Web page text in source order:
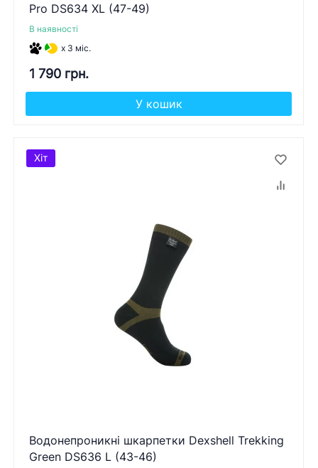
Pro DS634 XL (47-49)
В наявності
x 3 міс.
1 790 грн.
У кошик
Водонепроникні шкарпетки Dexshell Trekking
Green DS636 L (43-46)
Хіт